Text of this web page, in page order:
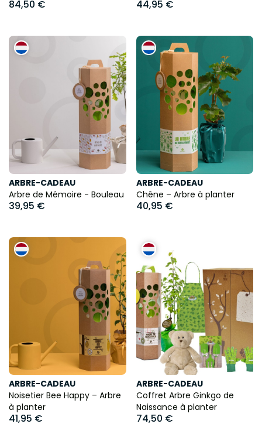
84,50 € 44,95 €
ARBRE-CADEAU
Arbre de Mémoire - Bouleau
39,95 €
ARBRE-CADEAU
Chêne – Arbre à planter
40,95 €
ARBRE-CADEAU
Noisetier Bee Happy – Arbre
à planter
41,95 €
ARBRE-CADEAU
Coffret Arbre Ginkgo de
Naissance à planter
74,50 €